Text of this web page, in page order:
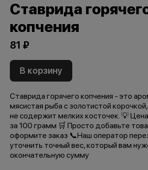
Ставрида
копчения
81 ₽
В корзину
Ставрида горячего копчения - это
мясистая рыба с золотистой
не содержит мелких косточек. 💡 Цена
за 100 грамм 🛒 Просто добавьте
оформите заказ 📞Наш оператор
уточнить точный вес, который вам
окончательную сумму